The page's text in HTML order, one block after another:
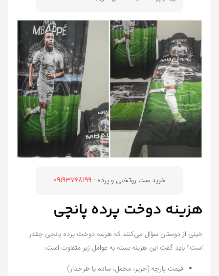
خرید ست روتختی و پرده : 09193768199
هزینه دوخت پرده پانچی
خیلی از دوستان سؤال می‌کنند که هزینه دوخت پرده پانچی چقدر
است؟ باید گفت این هزینه بسته به عوامل زیر متفاوت است:
قیمت پارچه (حریر، مخمل، ساده یا طرحدار)